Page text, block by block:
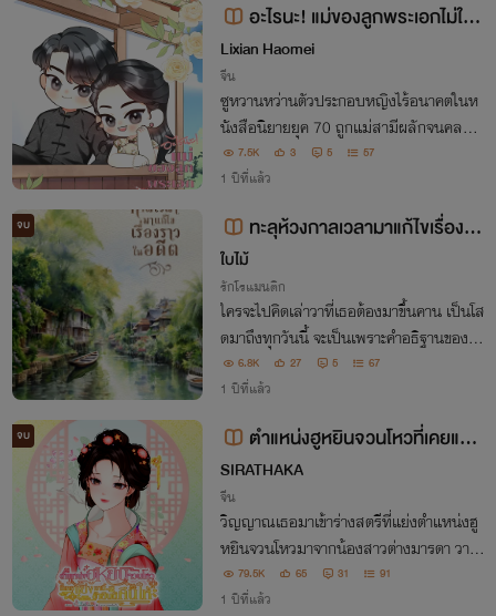
อะไรนะ! แม่ของลูกพระเอกไม่ใช่น
างเอกงั้นเหรอ
Lixian Haomei
จีน
ซูหวานหว่านตัวประกอบหญิงไร้อนาคตในห
นังสือนิยายยุค 70 ถูกแม่สามีผลักจนคลอด
ก่อนกำหนด น่าเสียดายที่เด็กรอดแต่เธอไม่ร
อด และเด็กน้อยกลายเป็นลูกของนักอ่านผู้ไ
ม่พอใจในชะตากรรมของตัวละครแทนแม่เลี้
ยงดอกบัวขาว
7.5K 3 5 57
1 ปีที่แล้ว
จบ
ทะลุห้วงกาลเวลามาแก้ไขเรื่องรา
วในอดีต(นางเอกมีลูก)ไทยพีเรียต
ใบไม้
รักโรแมนติก
ใครจะไปคิดเล่าวาที่เธอต้องมาขึ้นคาน เป็นโส
ดมาถึงทุกวันนี้ จะเป็นเพราะคำอธิฐานของเธ
อในอดีต
6.8K 27 5 67
1 ปีที่แล้ว
จบ
ตำแหน่งฮูหยินจวนโหวที่เคยแย่ง
มานี้ ข้ายินดีคืนให้
SIRATHAKA
จีน
วิญญาณเธอมาเข้าร่างสตรีที่แย่งตำแหน่งฮู
หยินจวนโหวมาจากน้องสาวต่างมารดา วาง
ยาปลุกกำหนัดเขาในคืนแต่งงาน ถูกสามีและ
แม่สามีชิงชัง เธอจึงยินดีจะคืนตำแหน่งฮูหยิ
79.5K 65 31 91
1 ปีที่แล้ว